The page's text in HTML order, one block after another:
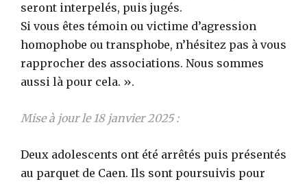
seront interpelés, puis jugés.
Si vous êtes témoin ou victime d’agression
homophobe ou transphobe, n’hésitez pas à vous
rapprocher des associations. Nous sommes
aussi là pour cela. ».
Mise à jour le 18 janvier 2025 :
Deux adolescents ont été arrêtés puis présentés
au parquet de Caen. Ils sont poursuivis pour